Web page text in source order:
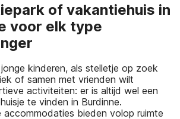
of vakantiehuis in
voor elk type
kinderen, als stelletje op zoek
of samen met vrienden wilt
activiteiten: er is altijd wel een
te vinden in Burdinne.
accommodaties bieden volop ruimte